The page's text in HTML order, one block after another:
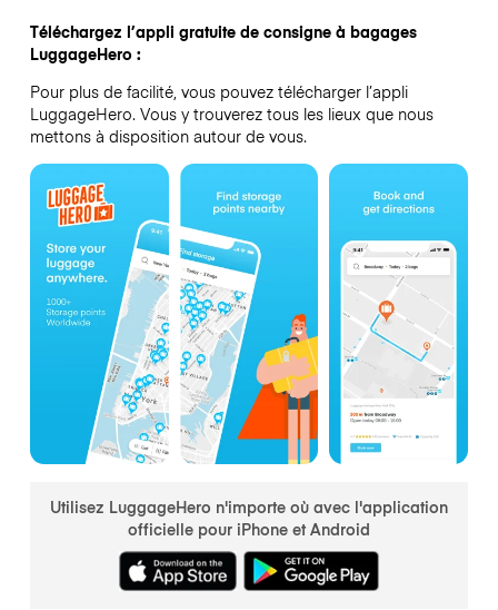
Téléchargez l’appli gratuite de consigne à bagages
LuggageHero :
Pour plus de facilité, vous pouvez télécharger l’appli
LuggageHero. Vous y trouverez tous les lieux que nous
mettons à disposition autour de vous.
Utilisez LuggageHero n'importe où avec l'application
officielle pour iPhone et Android